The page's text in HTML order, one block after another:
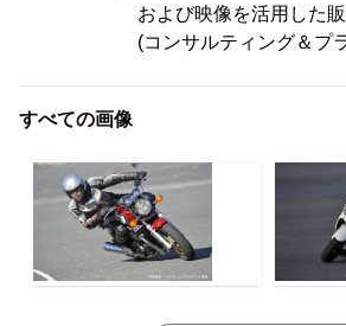
および映像を活用した販売
(コンサルティング＆プラ
すべての画像